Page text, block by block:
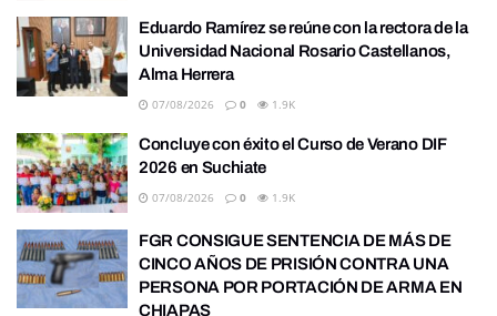
Eduardo Ramírez se reúne con la rectora de la
Universidad Nacional Rosario Castellanos,
Alma Herrera
07/08/2026 0 1.9K
Concluye con éxito el Curso de Verano DIF
2026 en Suchiate
07/08/2026 0 1.9K
FGR CONSIGUE SENTENCIA DE MÁS DE
CINCO AÑOS DE PRISIÓN CONTRA UNA
PERSONA POR PORTACIÓN DE ARMA EN
CHIAPAS